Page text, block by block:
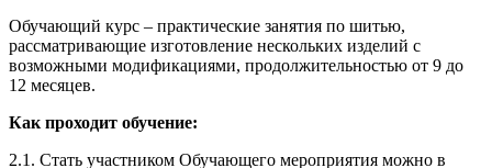
Обучающий курс – практические занятия по шитью,
рассматривающие изготовление нескольких изделий с
возможными модификациями, продолжительностью от 9 до
12 месяцев.
Как проходит обучение:
2.1. Стать участником Обучающего мероприятия можно в